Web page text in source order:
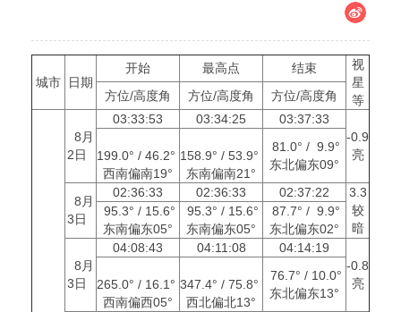
城市 日期
开始 最高点 结束
视
星
等
方位/高度角 方位/高度角 方位/高度角
8月
2日
03:33:53 03:34:25
03:37:33
-0.9
亮
199.0° / 46.2°
西南偏南19°
158.9° / 53.9°
东南偏南21°
81.0° / 9.9°
东北偏东09°
8月
3日
02:36:33 02:36:33 02:37:22
3.3
较
暗
95.3° / 15.6°
东南偏东05°
95.3° / 15.6°
东南偏东05°
87.7° / 9.9°
东北偏东02°
8月
3日
04:08:43 04:11:08
04:14:19
-0.8
亮
265.0° / 16.1°
西南偏西05°
347.4° / 75.8°
西北偏北13°
76.7° / 10.0°
东北偏东13°